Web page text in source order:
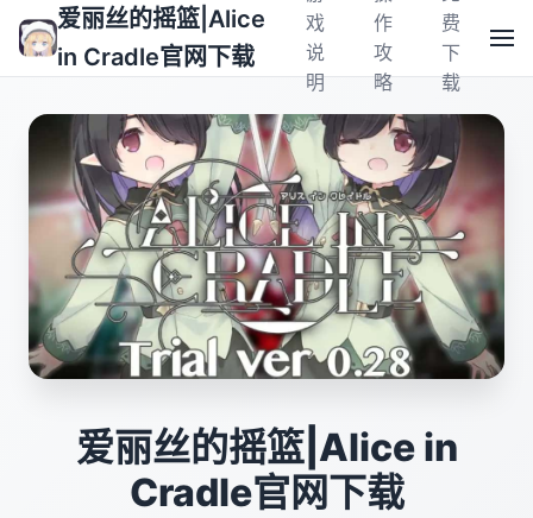
爱丽丝的摇篮|Alice
in Cradle官网下载
戏
说
明
作
攻
略
费
下
载
爱丽丝的摇篮|Alice in
Cradle官网下载